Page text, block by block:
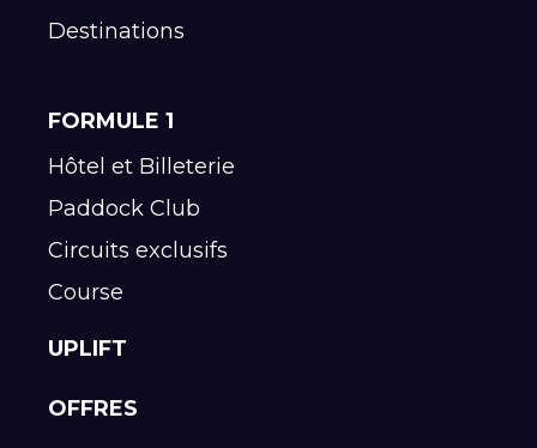
Destinations
FORMULE 1
Hôtel et Billeterie
Paddock Club
Circuits exclusifs
Course
UPLIFT
OFFRES